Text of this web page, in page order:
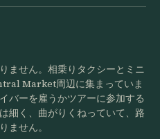
ません。相乗りタクシーとミニ
Market周辺に集まっていま
バーを雇うかツアーに参加する
細く、曲がりくねっていて、路
ません。